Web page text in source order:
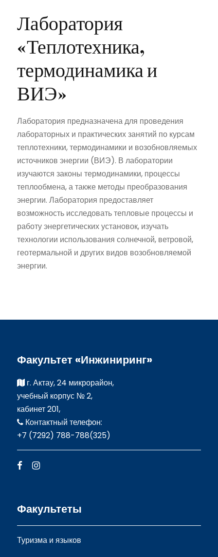
Лаборатория
«Теплотехника,
термодинамика и
ВИЭ»
Лаборатория предназначена для проведения
лабораторных и практических занятий по курсам
теплотехники, термодинамики и возобновляемых
источников энергии (ВИЭ). В лаборатории
изучаются законы термодинамики, процессы
теплообмена, а также методы преобразования
энергии. Лаборатория предоставляет
возможность исследовать тепловые процессы и
работу энергетических установок, изучать
технологии использования солнечной, ветровой,
геотермальной и других видов возобновляемой
энергии.
Факультет «Инжиниринг»
г. Актау, 24 микрорайон,
учебный корпус № 2,
кабинет 201,
Контактный телефон:
+7 (7292) 788-788(325)
Факультеты
Туризма и языков